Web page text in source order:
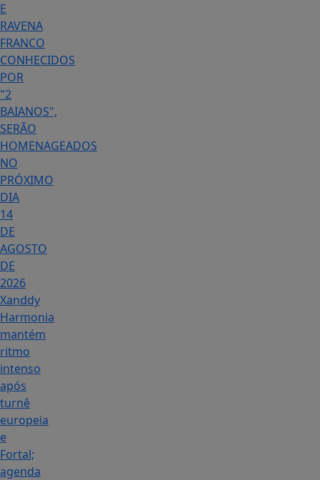
E
RAVENA
FRANCO
CONHECIDOS
POR
"2
BAIANOS",
SERÃO
HOMENAGEADOS
NO
PRÓXIMO
DIA
14
DE
AGOSTO
DE
2026
Xanddy
Harmonia
mantém
ritmo
intenso
após
turnê
europeia
e
Fortal;
agenda